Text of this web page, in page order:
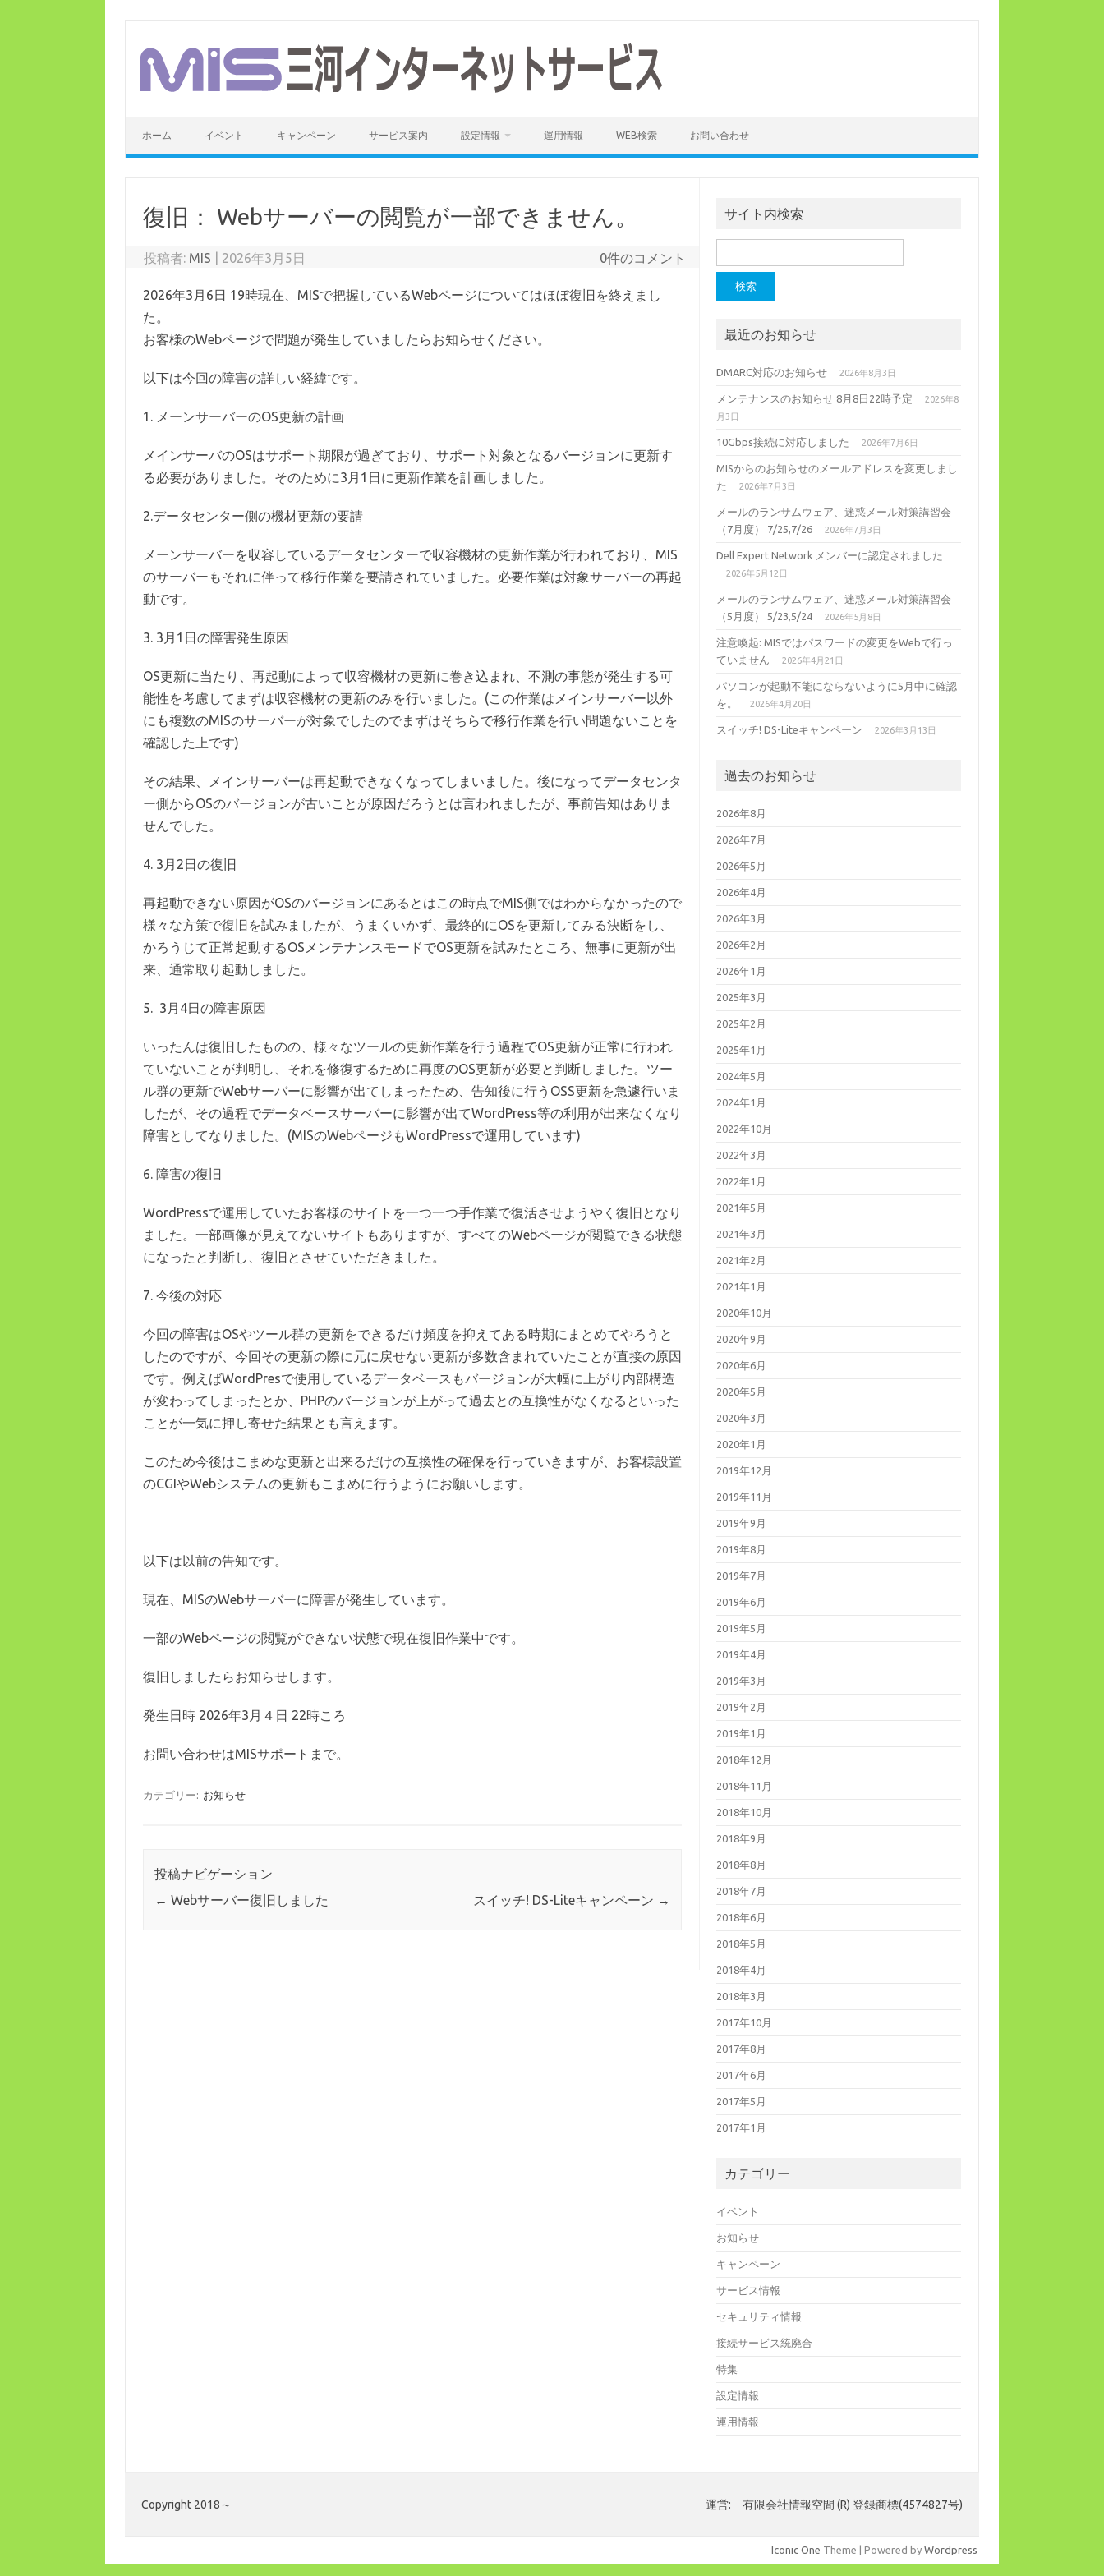
ホーム イベント キャンペーン サービス案内 設定情報 運用情報 WEB検索 お問い合わせ
復旧： Webサーバーの閲覧が一部できません。
投稿者: MIS 2026年3月5日 0件のコメント
2026年3月6日 19時現在、MISで把握しているWebページについてはほぼ復旧を終えまし
た。
お客様のWebページで問題が発生していましたらお知らせください。
以下は今回の障害の詳しい経緯です。
1. メーンサーバーのOS更新の計画
メインサーバのOSはサポート期限が過ぎており、サポート対象となるバージョンに更新す
る必要がありました。そのために3月1日に更新作業を計画しました。
2.データセンター側の機材更新の要請
メーンサーバーを収容しているデータセンターで収容機材の更新作業が行われており、MIS
のサーバーもそれに伴って移行作業を要請されていました。必要作業は対象サーバーの再起
動です。
3. 3月1日の障害発生原因
OS更新に当たり、再起動によって収容機材の更新に巻き込まれ、不測の事態が発生する可
能性を考慮してまずは収容機材の更新のみを行いました。(この作業はメインサーバー以外
にも複数のMISのサーバーが対象でしたのでまずはそちらで移行作業を行い問題ないことを
確認した上です)
その結果、メインサーバーは再起動できなくなってしまいました。後になってデータセンタ
ー側からOSのバージョンが古いことが原因だろうとは言われましたが、事前告知はありま
せんでした。
4. 3月2日の復旧
再起動できない原因がOSのバージョンにあるとはこの時点でMIS側ではわからなかったので
様々な方策で復旧を試みましたが、うまくいかず、最終的にOSを更新してみる決断をし、
かろうじて正常起動するOSメンテナンスモードでOS更新を試みたところ、無事に更新が出
来、通常取り起動しました。
5. 3月4日の障害原因
いったんは復旧したものの、様々なツールの更新作業を行う過程でOS更新が正常に行われ
ていないことが判明し、それを修復するために再度のOS更新が必要と判断しました。ツー
ル群の更新でWebサーバーに影響が出てしまったため、告知後に行うOSS更新を急遽行いま
したが、その過程でデータベースサーバーに影響が出てWordPress等の利用が出来なくなり
障害としてなりました。(MISのWebページもWordPressで運用しています)
6. 障害の復旧
WordPressで運用していたお客様のサイトを一つ一つ手作業で復活させようやく復旧となり
ました。一部画像が見えてないサイトもありますが、すべてのWebページが閲覧できる状態
になったと判断し、復旧とさせていただきました。
7. 今後の対応
今回の障害はOSやツール群の更新をできるだけ頻度を抑えてある時期にまとめてやろうと
したのですが、今回その更新の際に元に戻せない更新が多数含まれていたことが直接の原因
です。例えばWordPresで使用しているデータベースもバージョンが大幅に上がり内部構造
が変わってしまったとか、PHPのバージョンが上がって過去との互換性がなくなるといった
ことが一気に押し寄せた結果とも言えます。
このため今後はこまめな更新と出来るだけの互換性の確保を行っていきますが、お客様設置
のCGIやWebシステムの更新もこまめに行うようにお願いします。
以下は以前の告知です。
現在、MISのWebサーバーに障害が発生しています。
一部のWebページの閲覧ができない状態で現在復旧作業中です。
復旧しましたらお知らせします。
発生日時 2026年3月４日 22時ころ
お問い合わせはMISサポートまで。
カテゴリー: お知らせ
投稿ナビゲーション
← Webサーバー復旧しました スイッチ! DS-Liteキャンペーン →
サイト内検索
索:
最近のお知らせ
DMARC対応のお知らせ 2026年8月3日
メンテナンスのお知らせ 8月8日22時予定
2026年8
月3日
10Gbps接続に対応しました 2026年7月6日
MISからのお知らせのメールアドレスを変更しまし
た
2026年7月3日
メールのランサムウェア、迷惑メール対策講習会
（7月度） 7/25,7/26
2026年7月3日
Dell Expert Network メンバーに認定されました
2026年5月12日
メールのランサムウェア、迷惑メール対策講習会
（5月度） 5/23,5/24
2026年5月8日
注意喚起: MISではパスワードの変更をWebで行っ
ていません
2026年4月21日
パソコンが起動不能にならないように5月中に確認
を。
2026年4月20日
スイッチ! DS-Liteキャンペーン 2026年3月13日
過去のお知らせ
2026年8月
2026年7月
2026年5月
2026年4月
2026年3月
2026年2月
2026年1月
2025年3月
2025年2月
2025年1月
2024年5月
2024年1月
2022年10月
2022年3月
2022年1月
2021年5月
2021年3月
2021年2月
2021年1月
2020年10月
2020年9月
2020年6月
2020年5月
2020年3月
2020年1月
2019年12月
2019年11月
2019年9月
2019年8月
2019年7月
2019年6月
2019年5月
2019年4月
2019年3月
2019年2月
2019年1月
2018年12月
2018年11月
2018年10月
2018年9月
2018年8月
2018年7月
2018年6月
2018年5月
2018年4月
2018年3月
2017年10月
2017年8月
2017年6月
2017年5月
2017年1月
カテゴリー
イベント
お知らせ
キャンペーン
サービス情報
セキュリティ情報
接続サービス統廃合
特集
設定情報
運用情報
Copyright 2018～ 運営: 有限会社情報空間 (R) 登録商標(4574827号)
Iconic One Theme | Powered by Wordpress